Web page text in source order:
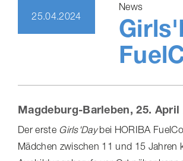
25.04.2024
News
Magdeburg-​Barleben, 25. April
Der erste Girls'Daybei HORIBA
Mädchen zwischen 11 und 15